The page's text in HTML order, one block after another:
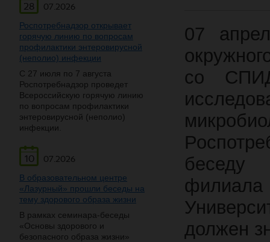
28
07.2026
Роспотребнадзор открывает
горячую линию по вопросам
профилактики энтеровирусной
(неполио) инфекции
С 27 июля по 7 августа
Роспотребнадзор проведет
Всероссийскую горячую линию
по вопросам профилактики
энтеровирусной (неполио)
инфекции.
10
07.2026
В образовательном центре
«Лазурный» прошли беседы на
тему здорового образа жизни
В рамках семинара-беседы
«Основы здорового и
безопасного образа жизни»
07
со
беседу
должен